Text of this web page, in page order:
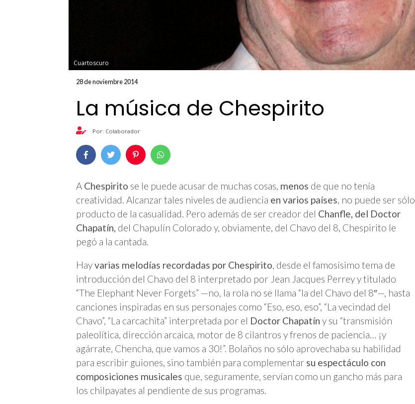
Cuartoscuro
28 de noviembre 2014
La música de Chespirito
Por: Colaborador
A Chespirito se le puede acusar de muchas cosas, menos de que no tenía
creatividad. Alcanzar tales niveles de audiencia en varios países, no puede ser sólo
producto de la casualidad. Pero además de ser creador del Chanfle, del Doctor
Chapatín, del Chapulín Colorado y, obviamente, del Chavo del 8, Chespirito le
pegó a la cantada.
Hayvarias melodías recordadas por Chespirito, desde el famosísimo tema de
introducción del Chavo del 8 interpretado por Jean Jacques Perrey y titulado
“The Elephant Never Forgets” —no, la rola no se llama “la del Chavo del 8″—, hasta
canciones inspiradas en sus personajes como “Eso, eso, eso”, “La vecindad del
Chavo”, “La carcachita” interpretada por el Doctor Chapatín y su “transmisión
paleolítica, dirección arcaica, motor de 8 cilantros y frenos de paciencia… ¡y
agárrate, Chencha, que vamos a 30!”. Bolaños no sólo aprovechaba su habilidad
para escribir guiones, sino también para complementar su espectáculo con
composiciones musicales que, seguramente, servían como un gancho más para
los chilpayates al pendiente de sus programas.